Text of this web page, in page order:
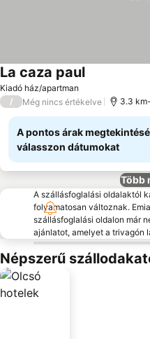
Kiadó ház/apartman
La caza paulÁrak
/ Még nincs értékelve 3.3
A pontos árak
válasszon dátumokat
Több
A szállásfoglalási oldalaktól
folyamatosan változnak.
szállásfoglalási oldalon már
ajánlatot, amelyet a trivagón
Népszerű